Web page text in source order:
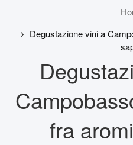
Degustazione vini a
fra